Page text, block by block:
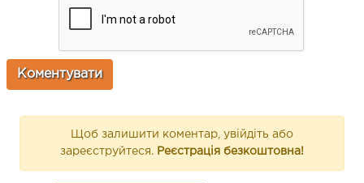
Щоб залишити коментар, увійдіть або
зареєструйтеся. Реєстрація безкоштовна!